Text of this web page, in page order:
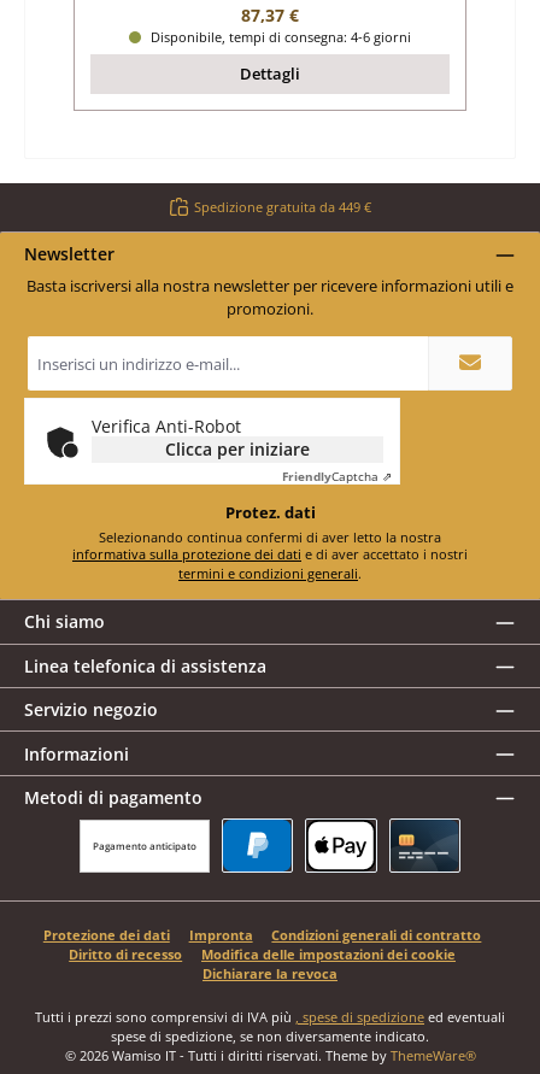
Prezzo normale:
87,37 €
Disponibile, tempi di consegna: 4-6 giorni
Dettagli
Spedizione gratuita da 449 €
Newsletter
Basta iscriversi alla nostra newsletter per ricevere informazioni utili e
promozioni.
e-
mail
*
Verifica Anti-Robot
Clicca per iniziare
FriendlyCaptcha ⇗
Protez. dati
informativa sulla protezione dei dati
termini e condizioni generali.
Chi siamo
Linea telefonica di assistenza
Servizio negozio
Informazioni
Metodi di pagamento
Pagamento anticipato
Protezione dei dati Impronta
Condizioni generali di contratto
Diritto di recesso
Modifica delle impostazioni dei cookie
Dichiarare la revoca
Tutti i prezzi sono comprensivi di IVA più , spese di spedizione ed eventuali
spese di spedizione, se non diversamente indicato.
© 2026 Wamiso IT - Tutti i diritti riservati. Theme by ThemeWare®